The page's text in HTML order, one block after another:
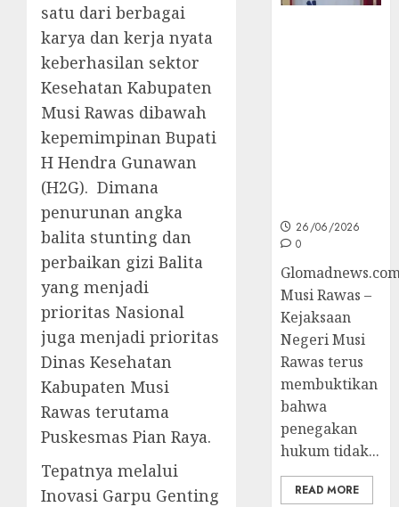
satu dari berbagai
karya dan kerja nyata
keberhasilan sektor
Kesehatan Kabupaten
Musi Rawas dibawah
kepemimpinan Bupati
H Hendra Gunawan
(H2G). Dimana
penurunan angka
balita stunting dan
perbaikan gizi Balita
yang menjadi
prioritas Nasional
juga menjadi prioritas
Dinas Kesehatan
Kabupaten Musi
Rawas terutama
Puskesmas Pian Raya.
Tepatnya melalui
Inovasi Garpu Genting
26/06/2026
0
Musi Rawas –
Kejaksaan
Negeri Musi
Rawas terus
membuktikan
bahwa
penegakan
hukum tidak...
READ MORE